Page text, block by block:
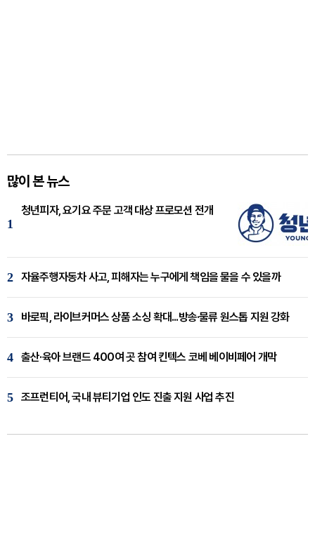
많이 본 뉴스
1
청년피자, 요기요 주문 고객 대상 프로모션 전개
2 자율주행자동차 사고, 피해자는 누구에게 책임을 물을 수 있을까
3 바로픽, 라이브커머스 상품 소싱 확대...방송·물류 원스톱 지원 강화
4 출산·육아 브랜드 400여 곳 참여 킨텍스 코베 베이비페어 개막
5 조프런티어, 국내 뷰티기업 인도 진출 지원 사업 추진